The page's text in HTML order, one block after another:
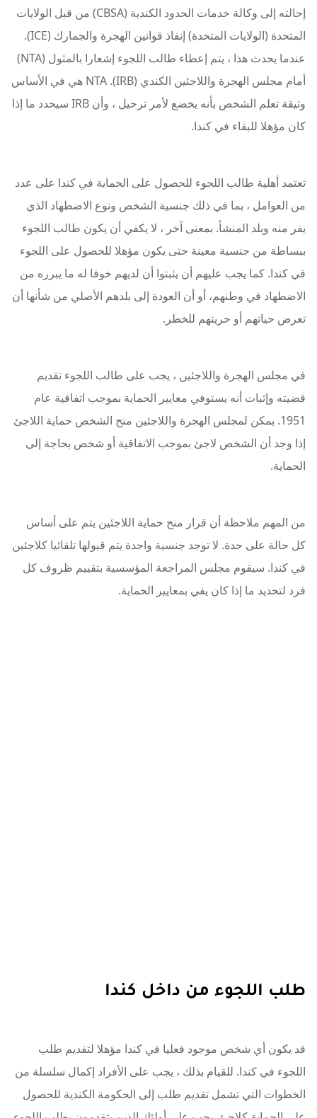
إحالته إلى وكالة خدمات الحدود الكندية (CBSA) من قبل الولايات
المتحدة (الولايات المتحدة) إنفاذ قوانين الهجرة والجمارك (ICE).
عندما يحدث هذا ، يتم إعطاء طالب اللجوء إشعارا بالمثول (NTA)
أمام مجلس الهجرة واللاجئين الكندي (IRB). NTA هي في الأساس
وثيقة تعلم الشخص بأنه يخضع لأمر ترحيل ، وأن IRB سيحدد ما إذا
كان مؤهلا للبقاء في كندا.
تعتمد أهلية طالب اللجوء للحصول على الحماية في كندا على عدد
من العوامل ، بما في ذلك جنسية الشخص ونوع الاضطهاد الذي
يفر منه وبلد المنشأ. بمعنى آخر ، لا يكفي أن يكون طالب اللجوء
ببساطة من جنسية معينة حتى يكون مؤهلا للحصول على اللجوء
في كندا. كما يجب عليهم أن يثبتوا أن لديهم خوفا له ما يبرره من
الاضطهاد في وطنهم، أو أن العودة إلى بلدهم الأصلي من شأنها أن
تعرض حياتهم أو حريتهم للخطر.
في مجلس الهجرة واللاجئين ، يجب على طالب اللجوء تقديم
قضيته وإثبات أنه يستوفي معايير الحماية بموجب اتفاقية عام
1951. يمكن لمجلس الهجرة واللاجئين منح الشخص حماية اللاجئ
إذا وجد أن الشخص لاجئ بموجب الاتفاقية أو شخص بحاجة إلى
الحماية.
من المهم ملاحظة أن قرار منح حماية اللاجئين يتم على أساس
كل حالة على حدة. لا توجد جنسية واحدة يتم قبولها تلقائيا كلاجئين
في كندا. سيقوم مجلس المراجعة المؤسسية بتقييم ظروف كل
فرد لتحديد ما إذا كان يفي بمعايير الحماية.
طلب اللجوء من داخل كندا
قد يكون أي شخص موجود فعليا في كندا مؤهلا لتقديم طلب
اللجوء في كندا. للقيام بذلك ، يجب على الأفراد إكمال سلسلة من
الخطوات التي تشمل تقديم طلب إلى الحكومة الكندية للحصول